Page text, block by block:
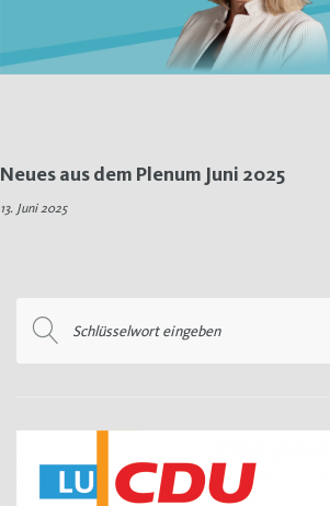
Tag:
13.
2025
Neues aus dem Plenum Juni 2025
13. Juni 2025
nach: